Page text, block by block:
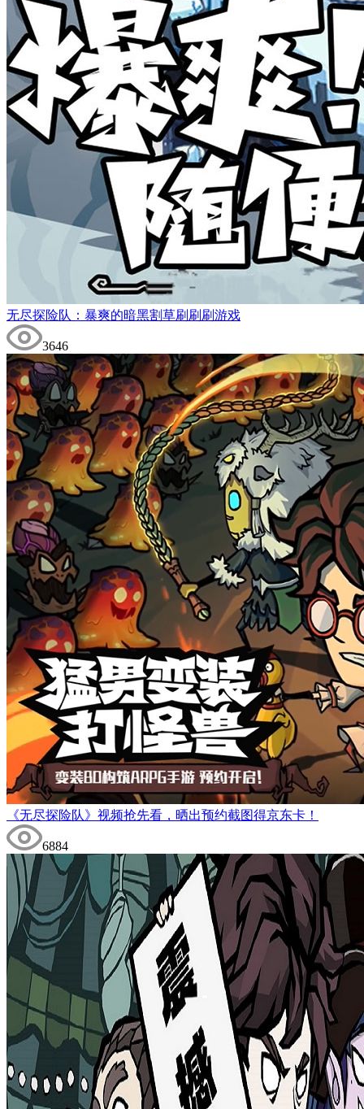
无尽探险队：暴爽的暗黑割草刷刷刷游戏
3646
《无尽探险队》视频抢先看，晒出预约截图得京东卡！
6884